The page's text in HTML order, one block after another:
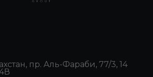
пр. Аль-Фараби, 77/3, 14